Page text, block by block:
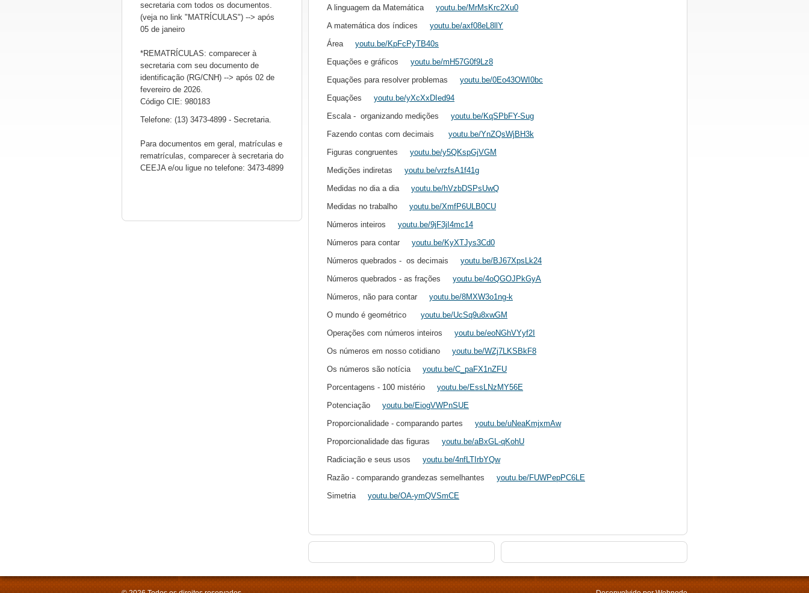
A linguagem da Matemática youtu.be/MrMsKrc2Xu0
A matemática dos índices youtu.be/axf08eL8llY
Área youtu.be/KpFcPyTB40s
Equações e gráficos youtu.be/mH57G0f9Lz8
Equações para resolver problemas youtu.be/0Eo43OWI0bc
Equações youtu.be/yXcXxDIed94
Escala - organizando medições youtu.be/KqSPbFY-Sug
Fazendo contas com decimais youtu.be/YnZQsWjBH3k
Figuras congruentes youtu.be/y5QKspGjVGM
Medições indiretas youtu.be/vrzfsA1f41g
Medidas no dia a dia youtu.be/hVzbDSPsUwQ
Medidas no trabalho youtu.be/XmfP6ULB0CU
Números inteiros youtu.be/9jF3jI4mc14
Números para contar youtu.be/KyXTJys3Cd0
Números quebrados - os decimais youtu.be/BJ67XpsLk24
Números quebrados - as frações youtu.be/4oQGOJPkGyA
Números, não para contar youtu.be/8MXW3o1ng-k
O mundo é geométrico youtu.be/UcSq9u8xwGM
Operações com números inteiros youtu.be/eoNGhVYyf2I
Os números em nosso cotidiano youtu.be/WZj7LKSBkF8
Os números são notícia youtu.be/C_paFX1nZFU
Porcentagens - 100 mistério youtu.be/EssLNzMY56E
Potenciação youtu.be/EiogVWPnSUE
Proporcionalidade - comparando partes youtu.be/uNeaKmjxmAw
Proporcionalidade das figuras youtu.be/aBxGL-qKohU
Radiciação e seus usos youtu.be/4nfLTIrbYQw
Razão - comparando grandezas semelhantes youtu.be/FUWPepPC6LE
Simetria youtu.be/OA-ymQVSmCE
secretaria com todos os documentos.
(veja no link "MATRÍCULAS") --> após
05 de janeiro
*REMATRÍCULAS: comparecer à
secretaria com seu documento de
identificação (RG/CNH) --> após 02 de
fevereiro de 2026.
Código CIE: 980183
Telefone: (13) 3473-4899 - Secretaria.
Para documentos em geral, matrículas e
rematrículas, comparecer à secretaria do
CEEJA e/ou ligue no telefone: 3473-4899